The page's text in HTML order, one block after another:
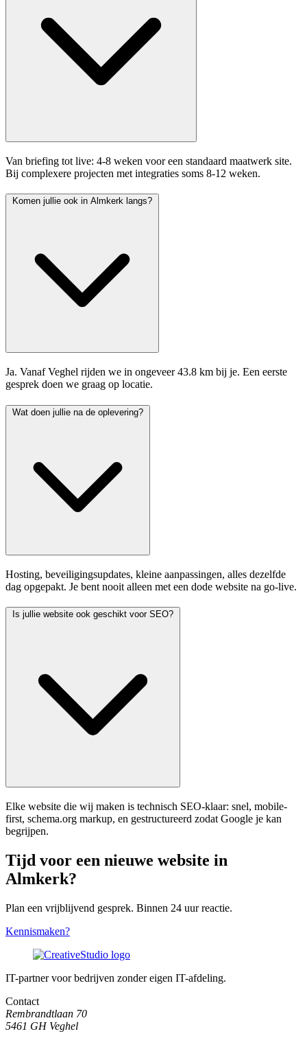
Van briefing tot live: 4-8 weken voor een standaard maatwerk site.
Bij complexere projecten met integraties soms 8-12 weken.
Komen jullie ook in Almkerk langs?
Ja. Vanaf Veghel rijden we in ongeveer 43.8 km bij je. Een eerste
gesprek doen we graag op locatie.
Wat doen jullie na de oplevering?
Hosting, beveiligingsupdates, kleine aanpassingen, alles dezelfde
dag opgepakt. Je bent nooit alleen met een dode website na go-live.
Is jullie website ook geschikt voor SEO?
Elke website die wij maken is technisch SEO-klaar: snel, mobile-
first, schema.org markup, en gestructureerd zodat Google je kan
begrijpen.
Tijd voor een nieuwe website in
Almkerk?
Plan een vrijblijvend gesprek. Binnen 24 uur reactie.
Kennismaken?
IT-partner voor bedrijven zonder eigen IT-afdeling.
Contact
Rembrandtlaan 70
5461 GH Veghel